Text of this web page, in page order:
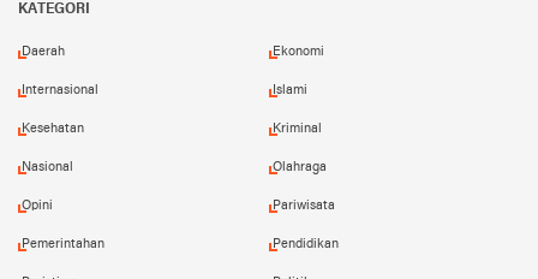
KATEGORI
Daerah Ekonomi
Internasional Islami
Kesehatan Kriminal
Nasional Olahraga
Opini Pariwisata
Pemerintahan Pendidikan